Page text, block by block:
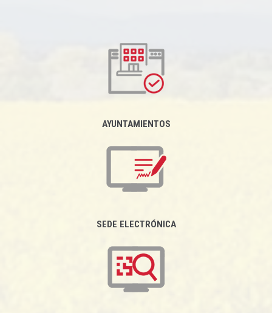
AYUNTAMIENTOS
SEDE ELECTRÓNICA